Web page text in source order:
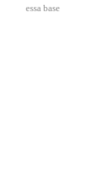
essa base